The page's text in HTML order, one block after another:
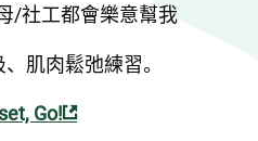
/社工都會樂意幫我
肌肉鬆弛練習。
Go!